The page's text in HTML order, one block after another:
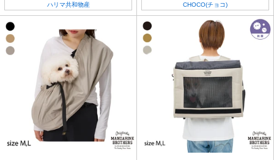
ハリマ共和物産 CHOCO(チョコ)